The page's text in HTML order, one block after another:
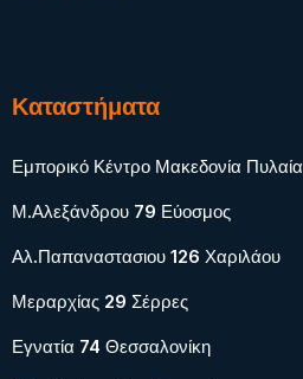
Καταστήματα
Εμπορικό Κέντρο Μακεδονία Πυλαία
Μ.Αλεξάνδρου 79 Εύοσμος
Αλ.Παπαναστασιου 126 Χαριλάου
Μεραρχίας 29 Σέρρες
Εγνατία 74 Θεσσαλονίκη